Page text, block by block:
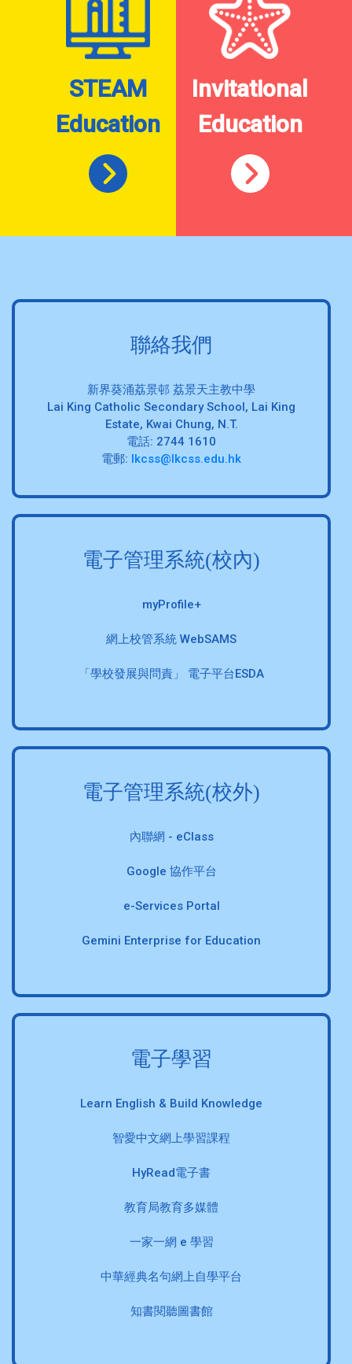
STEAM
Education
Invitational
Education
聯絡我們
新界葵涌荔景邨 荔景天主教中學
Lai King Catholic Secondary School, Lai King
Estate, Kwai Chung, N.T.
電話: 2744 1610
電郵: lkcss@lkcss.edu.hk
電子管理系統(校內)
myProfile+
網上校管系統 WebSAMS
「學校發展與問責」 電子平台ESDA
電子管理系統(校外)
內聯網 - eClass
Google 協作平台
e-Services Portal
Gemini Enterprise for Education
電子學習
Learn English & Build Knowledge
智愛中文網上學習課程
HyRead電子書
教育局教育多媒體
一家一網 e 學習
中華經典名句網上自學平台
知書閱聽圖書館